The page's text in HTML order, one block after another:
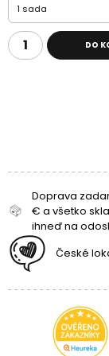
1 sada
DO
Doprava
€ a všetko
ihneď na
České